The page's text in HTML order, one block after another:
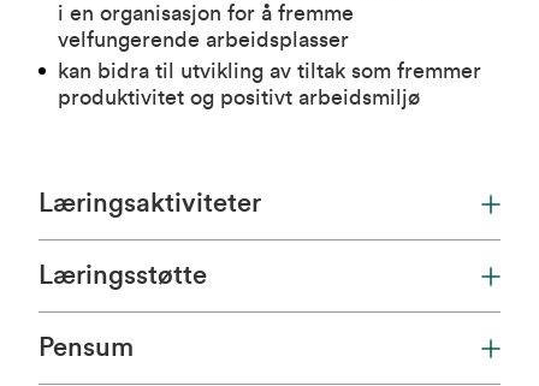
i en organisasjon for å fremme
velfungerende arbeidsplasser
kan bidra til utvikling av tiltak som fremmer
produktivitet og positivt arbeidsmiljø
Læringsaktiviteter
Læringsstøtte
Pensum